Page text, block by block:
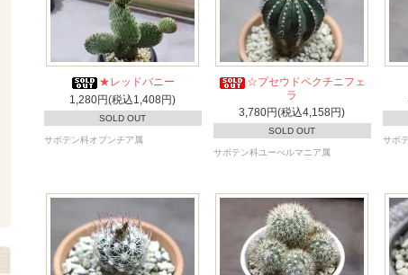
★レッドバニー
1,280円(税込1,408円)
SOLD OUT
サボテン科オプンチア属
☆プセウドペクチニフェ
ラ
3,780円(税込4,158円)
SOLD OUT
サボテン科ユーべルマニア属
サボ